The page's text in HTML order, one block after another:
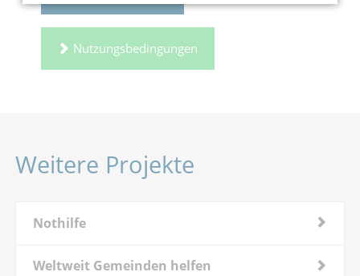
Nutzungsbedingungen
Weitere Projekte
Nothilfe
Weltweit Gemeinden helfen